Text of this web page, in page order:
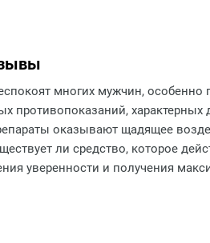
многих мужчин,
противопоказаний,
оказывают щадящее
ли средство, которое
уверенности и получения